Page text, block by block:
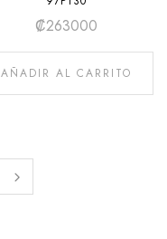
₡263000
AÑADIR AL CARRITO